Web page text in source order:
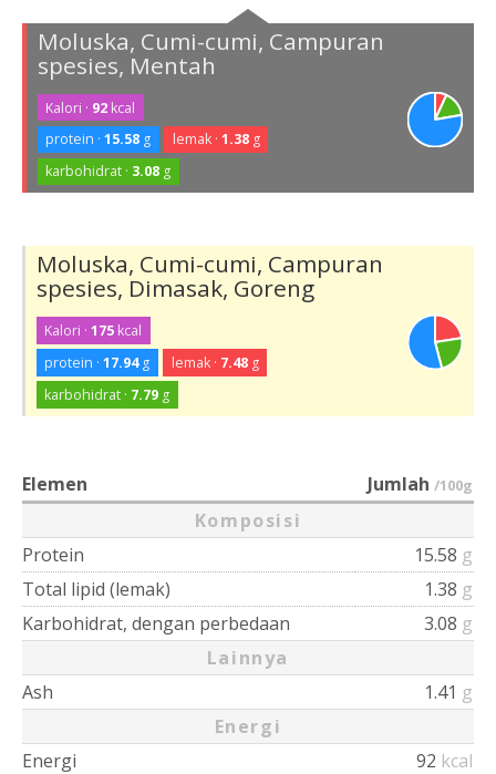
Moluska, Cumi-cumi, Campuran
spesies, Mentah
Kalori · 92 kcal
protein ·15.58 g lemak · 1.38g
karbohidrat · 3.08 g
Moluska, Cumi-cumi, Campuran
spesies, Dimasak, Goreng
Kalori ·175 kcal
protein ·17.94g lemak · 7.48g
karbohidrat · 7.79 g
Elemen Jumlah /100g
Komposisi
Protein
15.58 g
Total lipid (lemak)
1.38 g
Karbohidrat, dengan perbedaan
3.08 g
Lainnya
Ash
1.41 g
Energi
Energi
92 kcal